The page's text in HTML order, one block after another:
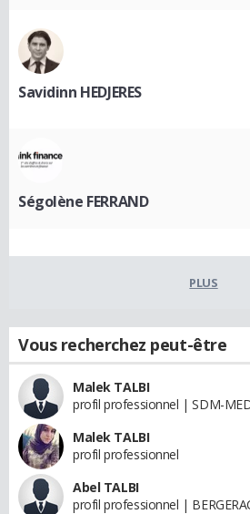
Savidinn HEDJERES
Ségolène FERRAND
PLUS
Vous recherchez peut-être
Malek TALBI
profil professionnel | SDM-
Malek TALBI
profil professionnel
Abel TALBI
profil professionnel |